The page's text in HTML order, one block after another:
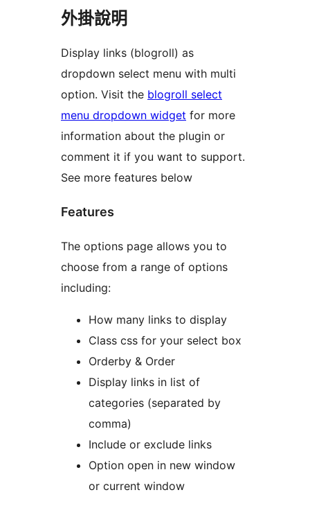
外掛說明
Display links (blogroll) as
dropdown select menu with multi
option. Visit the blogroll select
menu dropdown widget for more
information about the plugin or
comment it if you want to support.
See more features below
Features
The options page allows you to
choose from a range of options
including:
How many links to display
Class css for your select box
Orderby & Order
Display links in list of
categories (separated by
comma)
Include or exclude links
Option open in new window
or current window